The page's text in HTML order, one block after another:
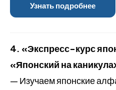
Узнать подробнее
4. «Экспресс-курс
«Японский на
— Изучаем японские